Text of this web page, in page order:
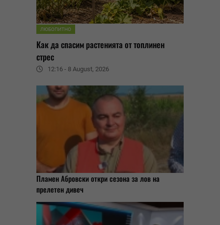
ЛЮБОПИТНО
Как да спасим растенията от топлинен
стрес
12:16 - 8 August, 2026
Пламен Абровски откри сезона за лов на
прелетен дивеч